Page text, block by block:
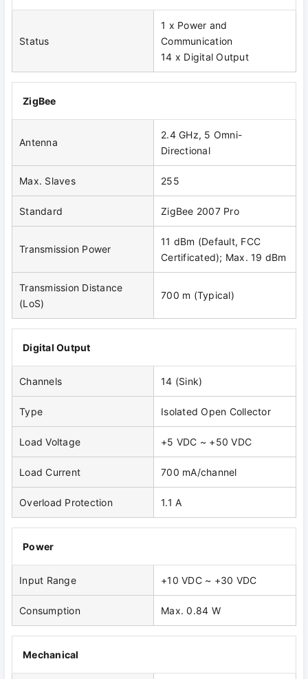
Status
1 x Power and
Communication
14 x Digital Output
ZigBee
Antenna
2.4 GHz, 5 Omni-
Directional
Max. Slaves 255
Standard ZigBee 2007 Pro
Transmission Power
11 dBm (Default, FCC
Certificated); Max. 19 dBm
Transmission Distance
(LoS)
700 m (Typical)
Digital Output
Channels 14 (Sink)
Type Isolated Open Collector
Load Voltage +5 VDC ~ +50 VDC
Load Current 700 mA/channel
Overload Protection 1.1 A
Power
Input Range +10 VDC ~ +30 VDC
Consumption Max. 0.84 W
Mechanical